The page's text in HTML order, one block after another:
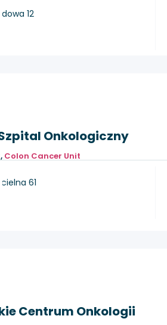
12
Onkologiczny
, Colon Cancer Unit
61
Centrum Onkologii